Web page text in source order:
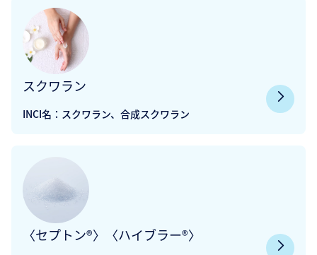
スクワラン
INCI名：スクワラン、合成スクワラン
〈セプトン®〉〈ハイブラー®〉